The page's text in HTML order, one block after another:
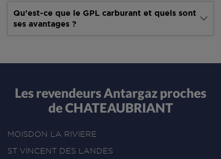
Qu’est-ce que le GPL carburant et quels sont
ses avantages ?
Les revendeurs Antargaz proches
de CHATEAUBRIANT
MOISDON LA RIVIERE
ST VINCENT DES LANDES